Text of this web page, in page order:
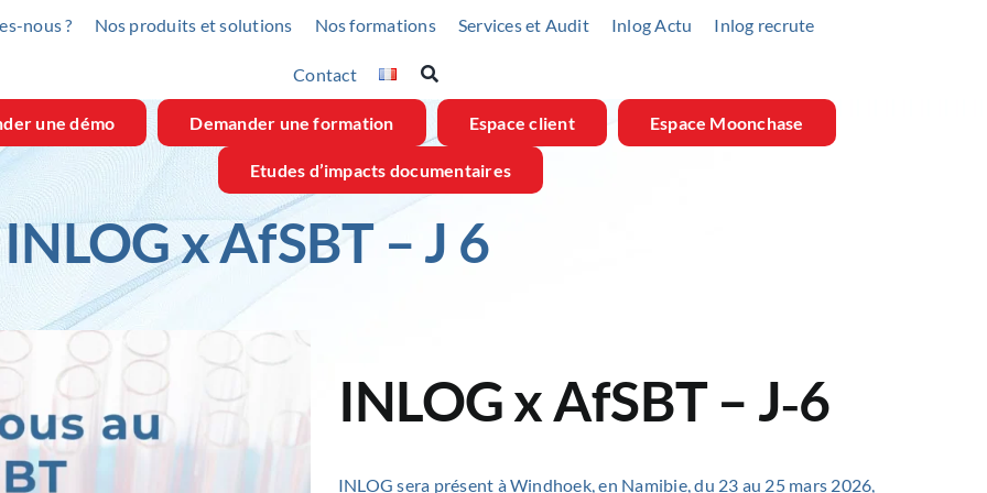
nous ? Nos produits et solutions Nos formations Services et Audit Inlog Actu Inlog recrute
Contact
une démo Demander une formation Espace client Espace Moonchase
Etudes d’impacts documentaires
INLOG x AfSBT – J 6
INLOG x AfSBT – J‑6
INLOG sera présent à Windhoek, en Namibie, du 23 au 25 mars 2026,